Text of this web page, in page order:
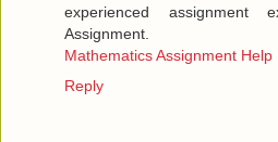
experienced assignment
Assignment.
Mathematics Assignment Help
Reply